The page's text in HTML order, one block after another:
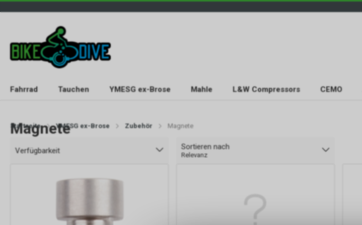
Fahrrad Tauchen YMESG ex-Brose Mahle L&W Compressors CEMO
Startseite YMESG ex-Brose Zubehör Magnete
Magnete
Verfügbarkeit Sortieren nach
Relevanz